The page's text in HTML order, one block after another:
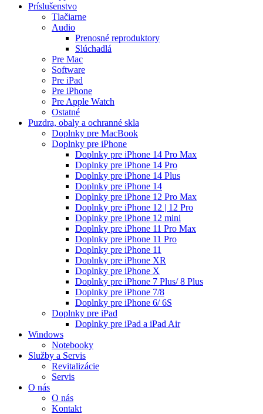
Príslušenstvo
Tlačiarne
Audio
Prenosné reproduktory
Slúchadlá
Pre Mac
Software
Pre iPad
Pre iPhone
Pre Apple Watch
Ostatné
Puzdra, obaly a ochranné skla
Doplnky pre MacBook
Doplnky pre iPhone
Doplnky pre iPhone 14 Pro Max
Doplnky pre iPhone 14 Pro
Doplnky pre iPhone 14 Plus
Doplnky pre iPhone 14
Doplnky pre iPhone 12 Pro Max
Doplnky pre iPhone 12 | 12 Pro
Doplnky pre iPhone 12 mini
Doplnky pre iPhone 11 Pro Max
Doplnky pre iPhone 11 Pro
Doplnky pre iPhone 11
Doplnky pre iPhone XR
Doplnky pre iPhone X
Doplnky pre iPhone 7 Plus/ 8 Plus
Doplnky pre iPhone 7/8
Doplnky pre iPhone 6/ 6S
Doplnky pre iPad
Doplnky pre iPad a iPad Air
Windows
Notebooky
Služby a Servis
Revitalizácie
Servis
O nás
O nás
Kontakt